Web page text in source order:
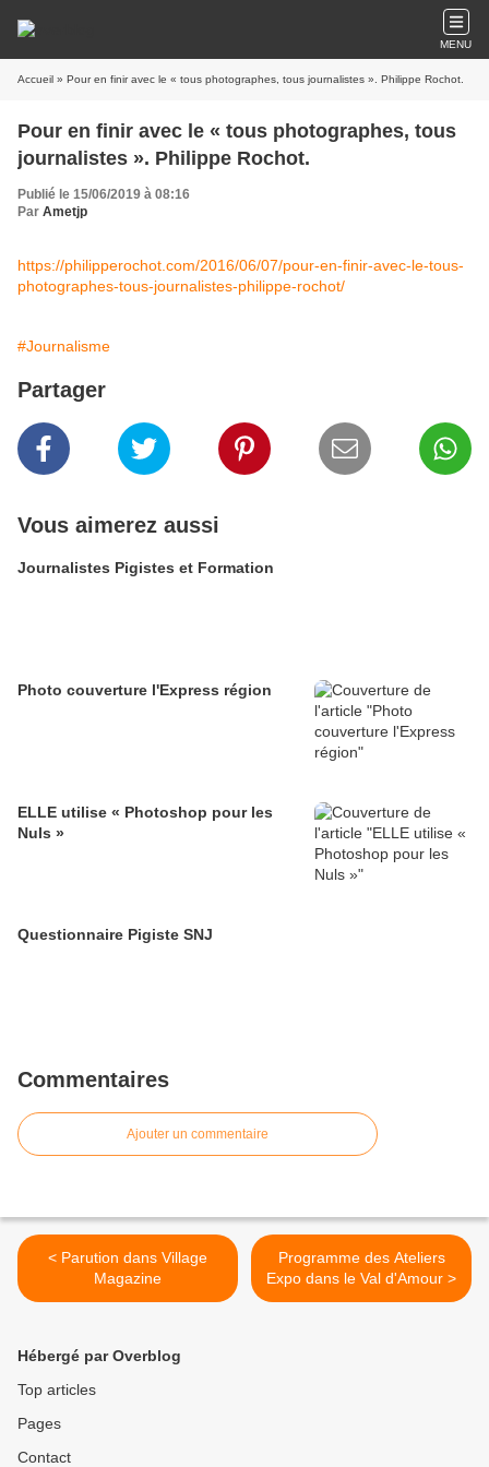
MENU
Accueil » Pour en finir avec le « tous photographes, tous journalistes ». Philippe Rochot.
Pour en finir avec le « tous photographes, tous
journalistes ». Philippe Rochot.
Publié le 15/06/2019 à 08:16
Par Ametjp
https://philipperochot.com/2016/06/07/pour-en-finir-avec-le-tous-
photographes-tous-journalistes-philippe-rochot/
#Journalisme
Partager
Vous aimerez aussi
Journalistes Pigistes et Formation
Photo couverture l'Express région
ELLE utilise « Photoshop pour les
Nuls »
Questionnaire Pigiste SNJ
Commentaires
Ajouter un commentaire
< Parution dans Village
Magazine
Programme des Ateliers
Expo dans le Val d'Amour >
Hébergé par Overblog
Top articles
Pages
Contact